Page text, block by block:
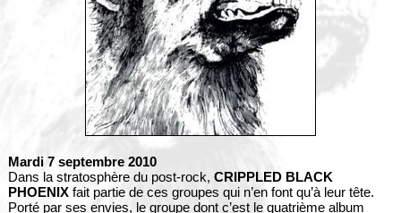
Mardi 7 septembre 2010
Dans la stratosphère du post-rock, CRIPPLED BLACK
PHOENIXfait partie de ces groupes qui n’en font qu’à leur tête.
Porté par ses envies, le groupe dont c’est le quatrième album